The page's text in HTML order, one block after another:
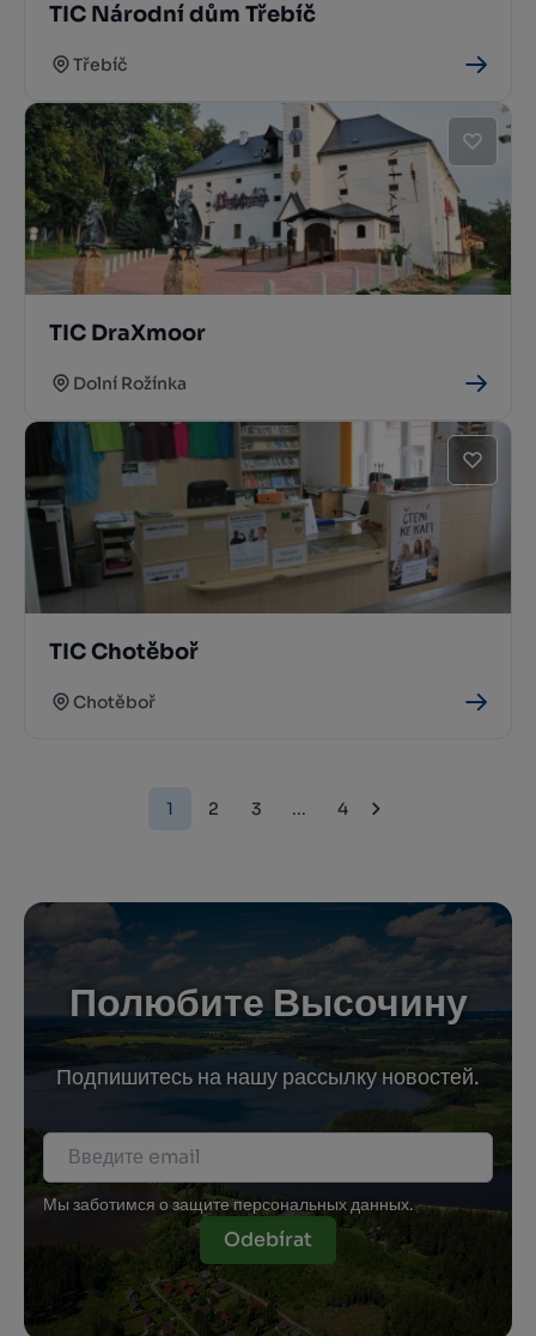
TIC Národní dům Třebíč
Třebíč
TIC DraXmoor
Dolní Rožínka
TIC Chotěboř
Chotěboř
1 2 3 ... 4
Полюбите Высочину
Подпишитесь на нашу рассылку новостей.
Мы заботимся о защите персональных данных.
Odebírat